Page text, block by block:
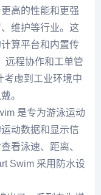
高的性能和更强
维护等行业。这
算平台和内置传
远程协作和工单管
考虑到工业环境中
。
是专为游泳运动
动数据和显示信
看泳速、距离、
Swim 采用防水设